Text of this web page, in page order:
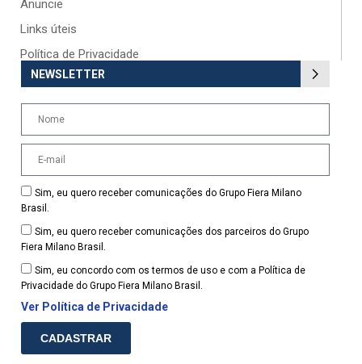
Anuncie
Links úteis
Política de Privacidade
NEWSLETTER
Sim, eu quero receber comunicações do Grupo Fiera Milano
Brasil.
Sim, eu quero receber comunicações dos parceiros do Grupo
Fiera Milano Brasil.
Sim, eu concordo com os termos de uso e com a Política de
Privacidade do Grupo Fiera Milano Brasil.
Ver Política de Privacidade
CADASTRAR